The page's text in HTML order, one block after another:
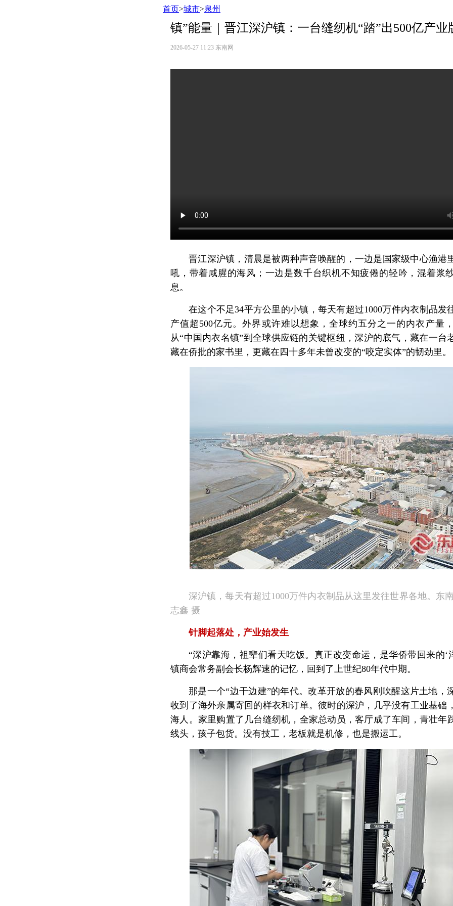
首页>城市>泉州
镇”能量｜晋江深沪镇：一台缝纫机“踏”出500亿产业
2026-05-27 11:23 东南网
晋江深沪镇，清晨是被两种声音唤醒的，一边是国家级中心渔港
吼，带着咸腥的海风；一边是数千台织机不知疲倦的轻吟，混着浆
息。
在这个不足34平方公里的小镇，每天有超过1000万件内衣制品发
产值超500亿元。外界或许难以想象，全球约五分之一的内衣产量
从“中国内衣名镇”到全球供应链的关键枢纽，深沪的底气，藏在一台
藏在侨批的家书里，更藏在四十多年未曾改变的“咬定实体”的韧劲里。
深沪镇，每天有超过1000万件内衣制品从这里发往世界各地。东
志鑫 摄
针脚起落处，产业始发生
“深沪靠海，祖辈们看天吃饭。真正改变命运，是华侨带回来的‘
镇商会常务副会长杨辉速的记忆，回到了上世纪80年代中期。
那是一个“边干边建”的年代。改革开放的春风刚吹醒这片土地，
收到了海外亲属寄回的样衣和订单。彼时的深沪，几乎没有工业基础
海人。家里购置了几台缝纫机，全家总动员，客厅成了车间，青壮年
线头，孩子包货。没有技工，老板就是机修，也是搬运工。